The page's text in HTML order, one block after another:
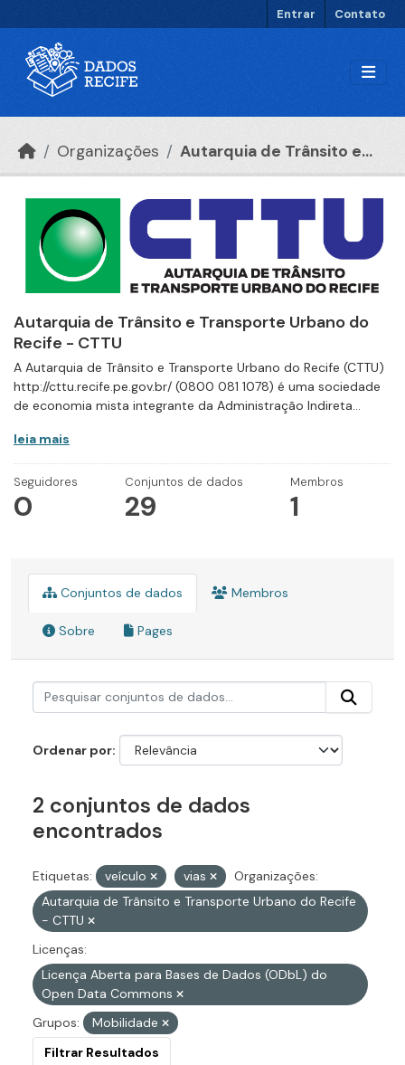
Entrar Contato
Organizações Autarquia de Trânsito e...
Autarquia de Trânsito e Transporte Urbano do
Recife - CTTU
A Autarquia de Trânsito e Transporte Urbano do Recife (CTTU)
http://cttu.recife.pe.gov.br/ (0800 081 1078) é uma sociedade
de economia mista integrante da Administração Indireta...
leia mais
Seguidores
0
Conjuntos de dados
29
Membros
1
Conjuntos de dados Membros
Sobre Pages
Ordenar por
2 conjuntos de dados
encontrados
Etiquetas: veículo vias
Organizações:
Autarquia de Trânsito e Transporte Urbano do Recife
- CTTU
Licenças:
Licença Aberta para Bases de Dados (ODbL) do
Open Data Commons
Grupos:
Mobilidade
Filtrar Resultados